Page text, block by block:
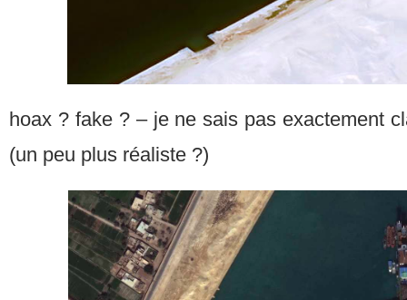
hoax ? fake ? – je ne sais pas exactement
(un peu plus réaliste ?)